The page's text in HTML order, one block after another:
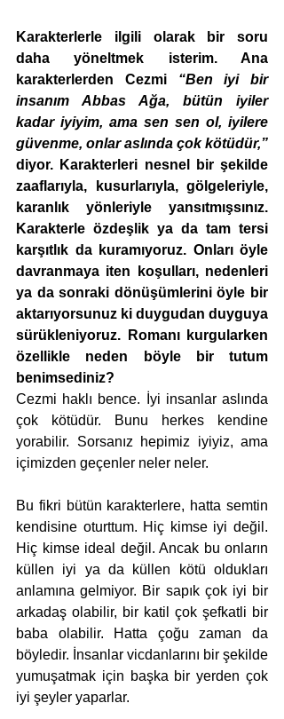
Karakterlerle ilgili olarak bir soru
daha yöneltmek isterim. Ana
karakterlerden Cezmi “Ben iyi bir
insanım Abbas Ağa, bütün iyiler
kadar iyiyim, ama sen sen ol, iyilere
güvenme, onlar aslında çok kötüdür,”
diyor. Karakterleri nesnel bir şekilde
zaaflarıyla, kusurlarıyla, gölgeleriyle,
karanlık yönleriyle yansıtmışsınız.
Karakterle özdeşlik ya da tam tersi
karşıtlık da kuramıyoruz. Onları öyle
davranmaya iten koşulları, nedenleri
ya da sonraki dönüşümlerini öyle bir
aktarıyorsunuz ki duygudan duyguya
sürükleniyoruz. Romanı kurgularken
özellikle neden böyle bir tutum
benimsediniz?
Cezmi haklı bence. İyi insanlar aslında
çok kötüdür. Bunu herkes kendine
yorabilir. Sorsanız hepimiz iyiyiz, ama
içimizden geçenler neler neler.
Bu fikri bütün karakterlere, hatta semtin
kendisine oturttum. Hiç kimse iyi değil.
Hiç kimse ideal değil. Ancak bu onların
küllen iyi ya da küllen kötü oldukları
anlamına gelmiyor. Bir sapık çok iyi bir
arkadaş olabilir, bir katil çok şefkatli bir
baba olabilir. Hatta çoğu zaman da
böyledir. İnsanlar vicdanlarını bir şekilde
yumuşatmak için başka bir yerden çok
iyi şeyler yaparlar.